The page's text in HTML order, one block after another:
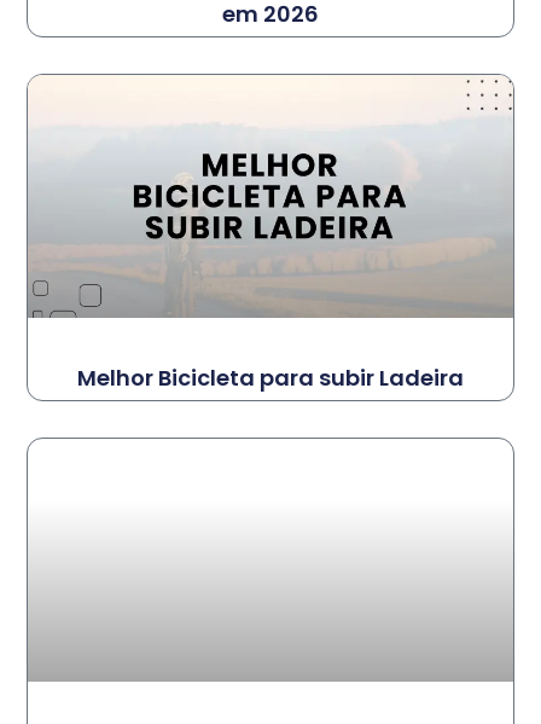
em 2026
Melhor Bicicleta para subir Ladeira